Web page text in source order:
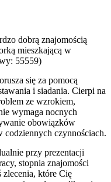
dobrą znajomością
mieszkającą w
55559)
się za pomocą
i siadania. Cierpi na
ze wzrokiem,
wymaga nocnych
obowiązków
codziennych czynnościach.
przy prezentacji
stopnia znajomości
zlecenia, które Cię